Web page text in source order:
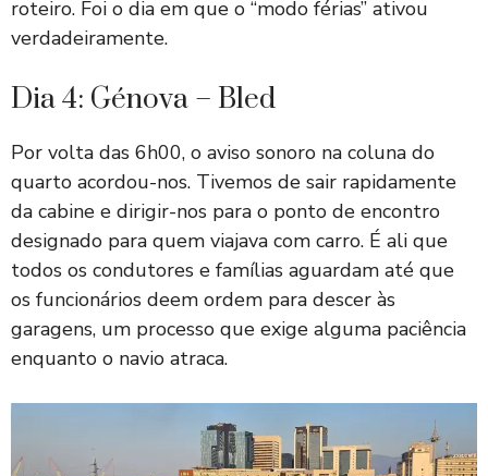
roteiro. Foi o dia em que o “modo férias” ativou
verdadeiramente.
Dia 4: Génova – Bled
Por volta das 6h00, o aviso sonoro na coluna do
quarto acordou-nos. Tivemos de sair rapidamente
da cabine e dirigir-nos para o ponto de encontro
designado para quem viajava com carro. É ali que
todos os condutores e famílias aguardam até que
os funcionários deem ordem para descer às
garagens, um processo que exige alguma paciência
enquanto o navio atraca.